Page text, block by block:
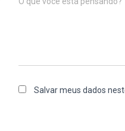
Salvar meus dados